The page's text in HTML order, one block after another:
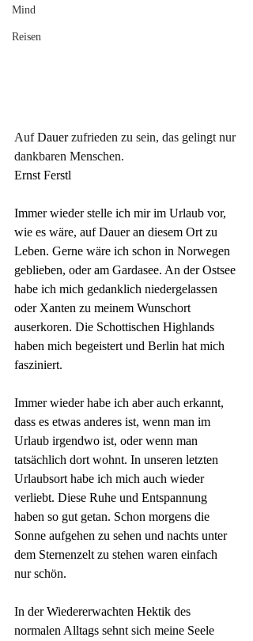
Mind
Reisen
Auf Dauer zufrieden zu sein, das gelingt nur
dankbaren Menschen.
Ernst Ferstl
Immer wieder stelle ich mir im Urlaub vor,
wie es wäre, auf Dauer an diesem Ort zu
Leben. Gerne wäre ich schon in Norwegen
geblieben, oder am Gardasee. An der Ostsee
habe ich mich gedanklich niedergelassen
oder Xanten zu meinem Wunschort
auserkoren. Die Schottischen Highlands
haben mich begeistert und Berlin hat mich
fasziniert.
Immer wieder habe ich aber auch erkannt,
dass es etwas anderes ist, wenn man im
Urlaub irgendwo ist, oder wenn man
tatsächlich dort wohnt. In unseren letzten
Urlaubsort habe ich mich auch wieder
verliebt. Diese Ruhe und Entspannung
haben so gut getan. Schon morgens die
Sonne aufgehen zu sehen und nachts unter
dem Sternenzelt zu stehen waren einfach
nur schön.
In der Wiedererwachten Hektik des
normalen Alltags sehnt sich meine Seele